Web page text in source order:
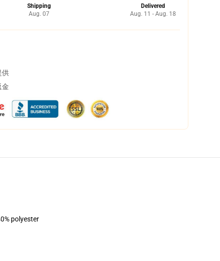
Shipping
Aug. 07
Delivered
Aug. 11 - Aug. 18
供
金
polyester